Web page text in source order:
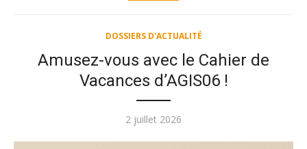
DOSSIERS D'ACTUALITÉ
Amusez-vous avec le Cahier de
Vacances d’AGIS06 !
Publié
2 juillet 2026